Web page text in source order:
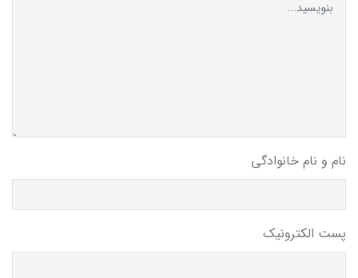
نام و نام خانوادگی
پست الکترونیک